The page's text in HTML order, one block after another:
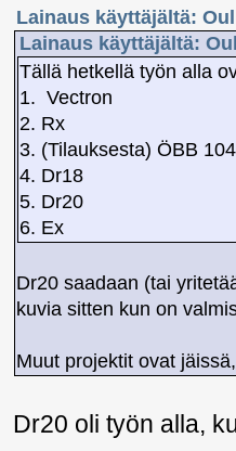
Lainaus käyttäjältä:
Lainaus käyttäjältä:
Tällä hetkellä työn alla
1. Vectron
2. Rx
3. (Tilauksesta) ÖBB
4. Dr18
5. Dr20
6. Ex
Dr20 saadaan (tai
kuvia sitten kun on
Muut projektit ovat
Dr20 oli työn alla,